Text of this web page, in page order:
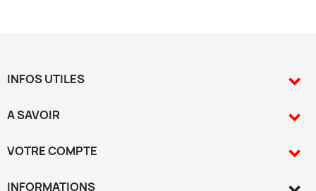
INFOS UTILES 
A SAVOIR 
VOTRE COMPTE 
INFORMATIONS